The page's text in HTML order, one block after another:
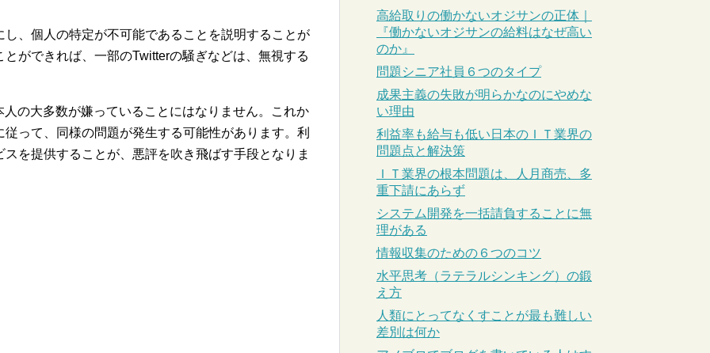
、個人の特定が不可能であることを説明することが
ができれば、一部のTwitterの騒ぎなどは、無視する
の大多数が嫌っていることにはなりません。これか
って、同様の問題が発生する可能性があります。利
を提供することが、悪評を吹き飛ばす手段となりま
高給取りの働かないオジサンの正体｜
『働かないオジサンの給料はなぜ高い
のか』
問題シニア社員６つのタイプ
成果主義の失敗が明らかなのにやめな
い理由
利益率も給与も低い日本のＩＴ業界の
問題点と解決策
ＩＴ業界の根本問題は、人月商売、多
重下請にあらず
システム開発を一括請負することに無
理がある
情報収集のための６つのコツ
水平思考（ラテラルシンキング）の鍛
え方
人類にとってなくすことが最も難しい
差別は何か